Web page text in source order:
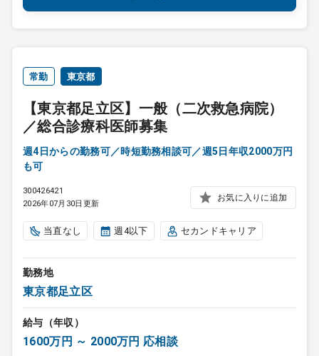
常勤 東京都
【東京都足立区】一般（二次救急病院）
／総合診療科医師募集
週4日からの勤務可／時短勤務相談可／週5日年収2000万円
も可
300426421
2026年07月30日更新
お気に入りに追加
当直なし 週4以下 セカンドキャリア
勤務地
東京都足立区
給与（年収）
1600万円 ～ 2000万円 応相談